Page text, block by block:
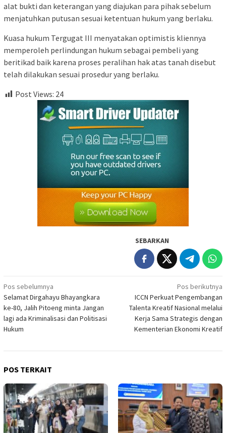
alat bukti dan keterangan yang diajukan para pihak sebelum
menjatuhkan putusan sesuai ketentuan hukum yang berlaku.
Kuasa hukum Tergugat III menyatakan optimistis kliennya
memperoleh perlindungan hukum sebagai pembeli yang
beritikad baik karena proses peralihan hak atas tanah disebut
telah dilakukan sesuai prosedur yang berlaku.
Post Views: 24
SEBARKAN
Navigasi
pos
Pos sebelumnya
Selamat Dirgahayu Bhayangkara
ke-80, Jalih Pitoeng minta Jangan
lagi ada Kriminalisasi dan Politisasi
Hukum
Pos berikutnya
ICCN Perkuat Pengembangan
Talenta Kreatif Nasional melalui
Kerja Sama Strategis dengan
Kementerian Ekonomi Kreatif
POS TERKAIT